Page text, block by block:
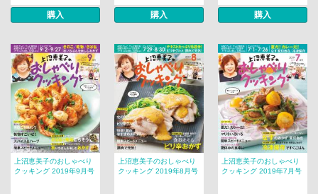
購入 購入 購入
上沼恵美子のおしゃべり
クッキング 2019年9月号
上沼恵美子のおしゃべり
クッキング 2019年8月号
上沼恵美子のおしゃべり
クッキング 2019年7月号